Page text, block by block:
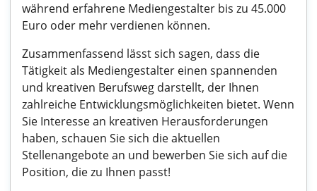
während erfahrene Mediengestalter bis zu 45.000
Euro oder mehr verdienen können.
Zusammenfassend lässt sich sagen, dass die
Tätigkeit als Mediengestalter einen spannenden
und kreativen Berufsweg darstellt, der Ihnen
zahlreiche Entwicklungsmöglichkeiten bietet. Wenn
Sie Interesse an kreativen Herausforderungen
haben, schauen Sie sich die aktuellen
Stellenangebote an und bewerben Sie sich auf die
Position, die zu Ihnen passt!